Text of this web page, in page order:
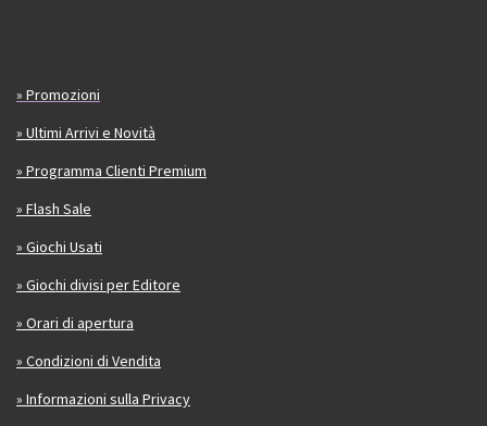
» Promozioni
» Ultimi Arrivi e Novità
» Programma Clienti Premium
» Flash Sale
» Giochi Usati
» Giochi divisi per Editore
» Orari di apertura
» Condizioni di Vendita
» Informazioni sulla Privacy